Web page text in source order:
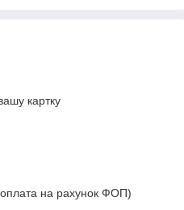
картку
на рахунок ФОП)